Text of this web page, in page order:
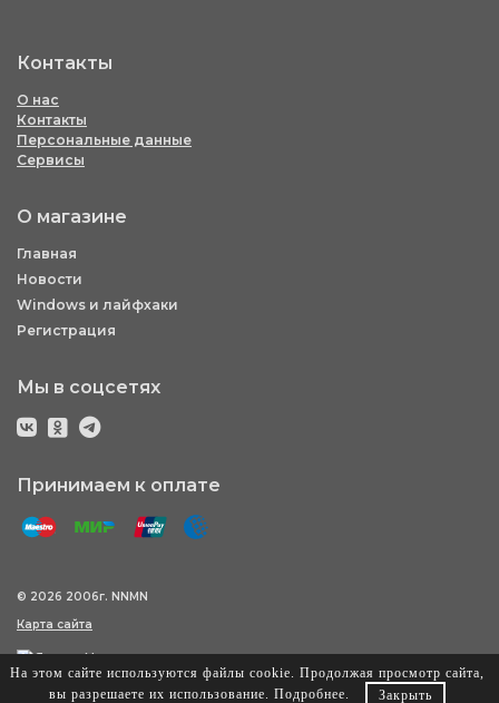
Контакты
О нас
Контакты
Персональные данные
Сервисы
О магазине
Главная
Новости
Windows и лайфхаки
Регистрация
Мы в соцсетях
Принимаем к оплате
© 2026 2006г. NNMN
Карта сайта
На этом сайте используются файлы cookie. Продолжая просмотр сайта,
вы разрешаете их использование. Подробнее. Закрыть